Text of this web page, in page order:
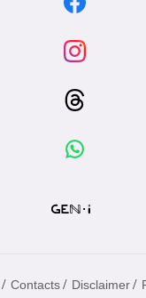
/ Contacts / Disclaimer /